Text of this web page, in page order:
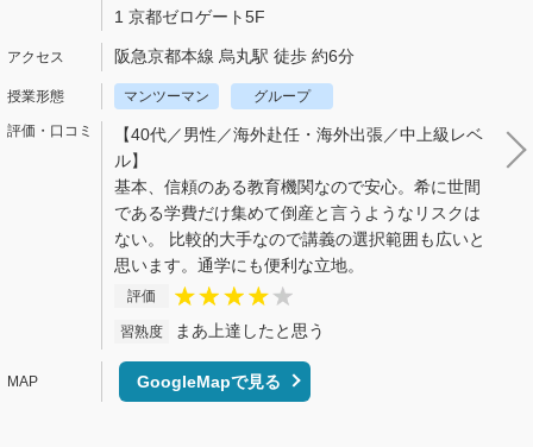
1 京都ゼロゲート5F
阪急京都本線 烏丸駅 徒歩 約6分
マンツーマン グループ
【40代／男性／海外赴任・海外出張／中上級レベ
ル】
基本、信頼のある教育機関なので安心。希に世間
である学費だけ集めて倒産と言うようなリスクは
ない。 比較的大手なので講義の選択範囲も広いと
思います。通学にも便利な立地。
評価
習熟度 まあ上達したと思う
GoogleMapで見る